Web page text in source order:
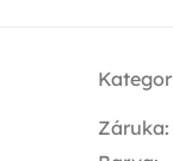
Záruka: